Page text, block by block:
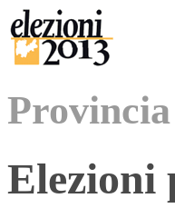
Elezioni